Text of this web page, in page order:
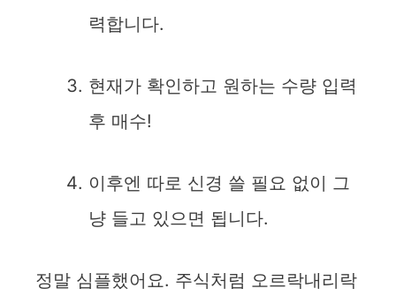
력합니다.
현재가 확인하고 원하는 수량 입력
후 매수!
이후엔 따로 신경 쓸 필요 없이 그
냥 들고 있으면 됩니다.
정말 심플했어요. 주식처럼 오르락내리락